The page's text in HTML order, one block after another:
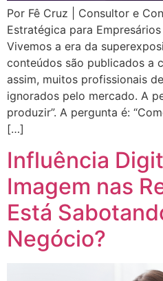
Por Fê Cruz | Consultor e
Estratégica para
Vivemos a era da
conteúdos são publicados a
assim, muitos profissionais
ignorados pelo mercado. A
produzir”. A pergunta é:
[…]
Influência
Imagem nas
Está
Negócio?